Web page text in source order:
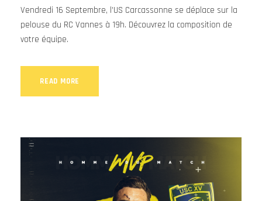
Vendredi 16 Septembre, l’US Carcassonne se déplace sur la
pelouse du RC Vannes à 19h. Découvrez la composition de
votre équipe.
READ MORE